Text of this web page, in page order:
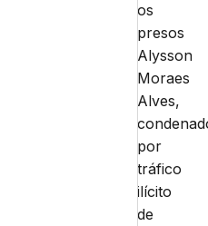
os
presos
Alysson
Moraes
Alves,
por
tráfico
ilícito
de